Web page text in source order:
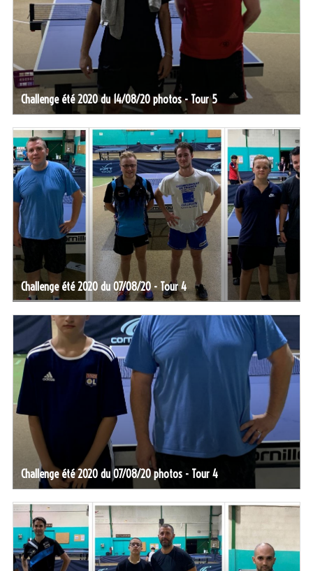
Challenge été 2020 du 14/08/20 photos - Tour 5
Challenge été 2020 du 07/08/20 - Tour 4
Challenge été 2020 du 07/08/20 photos - Tour 4